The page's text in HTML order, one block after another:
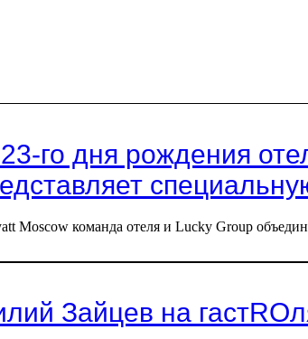
го дня рождения
Moscow команда отеля и Lucky Group
Зайцев на